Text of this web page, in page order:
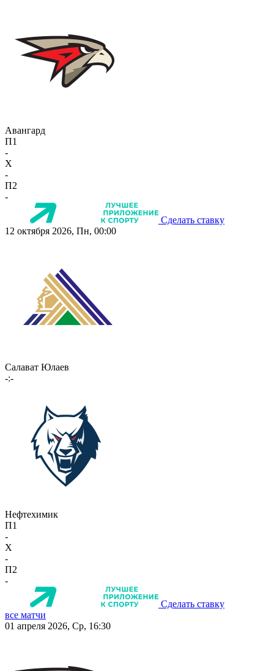
Авангард
П1
-
X
-
П2
-
Сделать ставку
12 октября 2026, Пн, 00:00
Салават Юлаев
-:-
Нефтехимик
П1
-
X
-
П2
-
Сделать ставку
все матчи
01 апреля 2026, Ср, 16:30